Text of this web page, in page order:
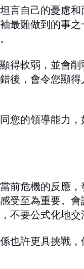
言自己的憂慮
最難做到的事
得軟弱，並會
後，會令您顯
您的領導能力
前危機的反應
受至為重要。
不要公式化地
也許更具挑戰